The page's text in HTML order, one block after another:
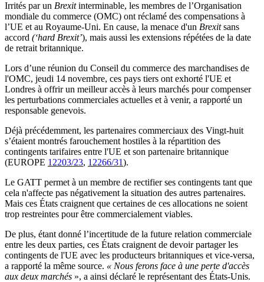
Irrités par un Brexitinterminable, les membres de l’Organisation
mondiale du commerce (OMC) ont réclamé des compensations à
l’UE et au Royaume-Uni. En cause, la menace d'un Brexitsans
accord (‘hard Brexit’), mais aussi les extensions répétées de la date
de retrait britannique.
Lors d’une réunion du Conseil du commerce des marchandises de
l'OMC, jeudi 14 novembre, ces pays tiers ont exhorté l'UE et
Londres à offrir un meilleur accès à leurs marchés pour compenser
les perturbations commerciales actuelles et à venir, a rapporté un
responsable genevois.
Déjà précédemment, les partenaires commerciaux des Vingt-huit
s’étaient montrés farouchement hostiles à la répartition des
contingents tarifaires entre l'UE et son partenaire britannique
(EUROPE 12203/23, 12266/31).
Le GATT permet à un membre de rectifier ses contingents tant que
cela n'affecte pas négativement la situation des autres partenaires.
Mais ces États craignent que certaines de ces allocations ne soient
trop restreintes pour être commercialement viables.
De plus, étant donné l’incertitude de la future relation commerciale
entre les deux parties, ces États craignent de devoir partager les
contingents de l'UE avec les producteurs britanniques et vice-versa,
a rapporté la même source. « Nous ferons face à une perte d'accès
aux deux marchés », a ainsi déclaré le représentant des États-Unis.